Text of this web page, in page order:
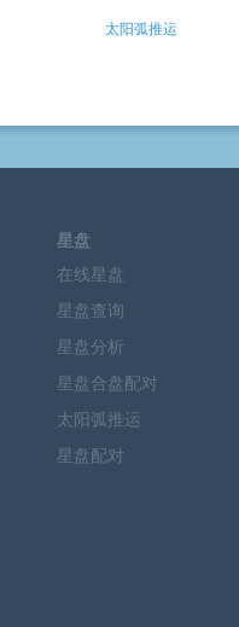
太阳弧推运
星盘
在线星盘
星盘查询
星盘分析
星盘合盘配对
太阳弧推运
星盘配对